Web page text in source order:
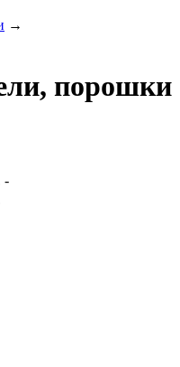
→
порошки
-